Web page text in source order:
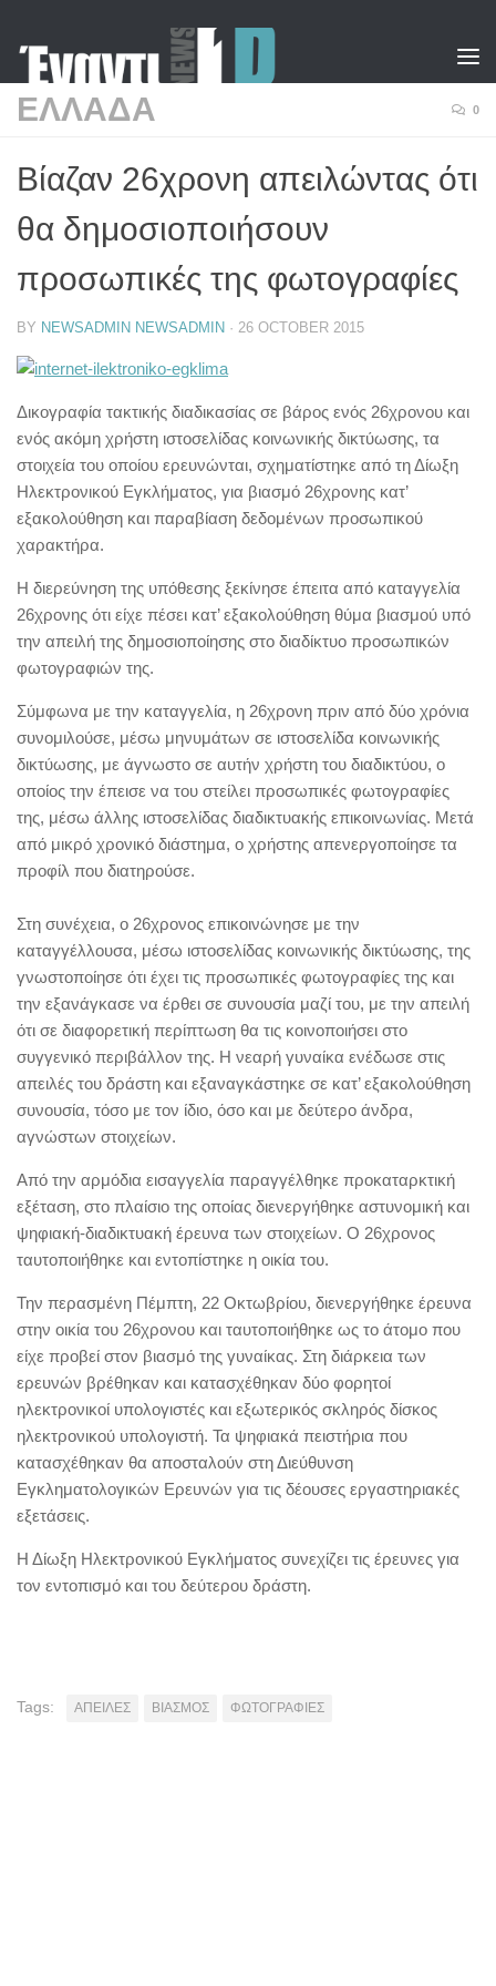
ΕΛΛΑΔΑ 0
Βίαζαν 26χρονη απειλώντας ότι
θα δημοσιοποιήσουν
προσωπικές της φωτογραφίες
BY NEWSADMIN NEWSADMIN · 26 OCTOBER 2015
Δικογραφία τακτικής διαδικασίας σε βάρος ενός 26χρονου και
ενός ακόμη χρήστη ιστοσελίδας κοινωνικής δικτύωσης, τα
στοιχεία του οποίου ερευνώνται, σχηματίστηκε από τη Δίωξη
Ηλεκτρονικού Εγκλήματος, για βιασμό 26χρονης κατ’
εξακολούθηση και παραβίαση δεδομένων προσωπικού
χαρακτήρα.
Η διερεύνηση της υπόθεσης ξεκίνησε έπειτα από καταγγελία
26χρονης ότι είχε πέσει κατ’ εξακολούθηση θύμα βιασμού υπό
την απειλή της δημοσιοποίησης στο διαδίκτυο προσωπικών
φωτογραφιών της.
Σύμφωνα με την καταγγελία, η 26χρονη πριν από δύο χρόνια
συνομιλούσε, μέσω μηνυμάτων σε ιστοσελίδα κοινωνικής
δικτύωσης, με άγνωστο σε αυτήν χρήστη του διαδικτύου, ο
οποίος την έπεισε να του στείλει προσωπικές φωτογραφίες
της, μέσω άλλης ιστοσελίδας διαδικτυακής επικοινωνίας. Μετά
από μικρό χρονικό διάστημα, ο χρήστης απενεργοποίησε τα
προφίλ που διατηρούσε.
Στη συνέχεια, o 26χρονος επικοινώνησε με την
καταγγέλλουσα, μέσω ιστοσελίδας κοινωνικής δικτύωσης, της
γνωστοποίησε ότι έχει τις προσωπικές φωτογραφίες της και
την εξανάγκασε να έρθει σε συνουσία μαζί του, με την απειλή
ότι σε διαφορετική περίπτωση θα τις κοινοποιήσει στο
συγγενικό περιβάλλον της. Η νεαρή γυναίκα ενέδωσε στις
απειλές του δράστη και εξαναγκάστηκε σε κατ’ εξακολούθηση
συνουσία, τόσο με τον ίδιο, όσο και με δεύτερο άνδρα,
αγνώστων στοιχείων.
Από την αρμόδια εισαγγελία παραγγέλθηκε προκαταρκτική
εξέταση, στο πλαίσιο της οποίας διενεργήθηκε αστυνομική και
ψηφιακή-διαδικτυακή έρευνα των στοιχείων. Ο 26χρονος
ταυτοποιήθηκε και εντοπίστηκε η οικία του.
Την περασμένη Πέμπτη, 22 Οκτωβρίου, διενεργήθηκε έρευνα
στην οικία του 26χρονου και ταυτοποιήθηκε ως το άτομο που
είχε προβεί στον βιασμό της γυναίκας. Στη διάρκεια των
ερευνών βρέθηκαν και κατασχέθηκαν δύο φορητοί
ηλεκτρονικοί υπολογιστές και εξωτερικός σκληρός δίσκος
ηλεκτρονικού υπολογιστή. Τα ψηφιακά πειστήρια που
κατασχέθηκαν θα αποσταλούν στη Διεύθυνση
Εγκληματολογικών Ερευνών για τις δέουσες εργαστηριακές
εξετάσεις.
Η Δίωξη Ηλεκτρονικού Εγκλήματος συνεχίζει τις έρευνες για
τον εντοπισμό και του δεύτερου δράστη.
Tags: ΑΠΕΙΛΕΣ ΒΙΑΣΜΟΣ ΦΩΤΟΓΡΑΦΙΕΣ